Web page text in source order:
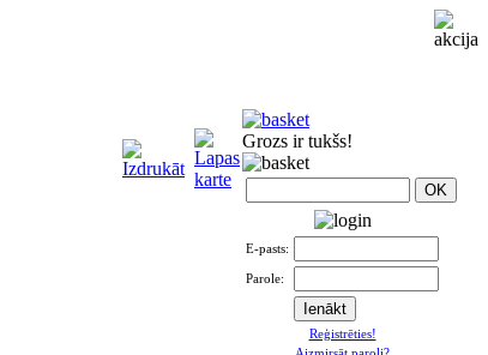
Grozs ir tukšs!
E-pasts:
Parole:
Reģistrēties!